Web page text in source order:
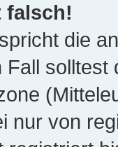
falsch!
die
solltest
nur von